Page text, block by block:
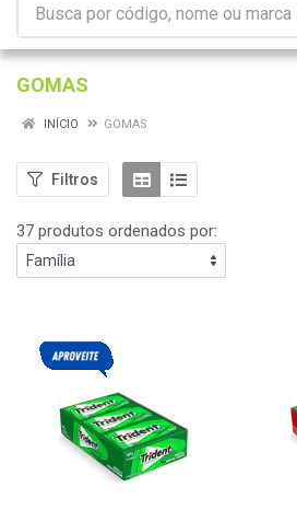
GOMAS
INÍCIO GOMAS
Filtros
37 produtos ordenados por: